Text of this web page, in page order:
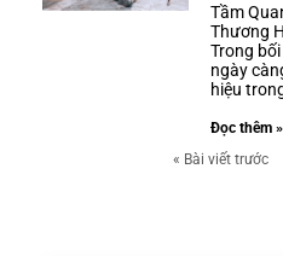
Tầm
Thương
Trong
ngày
hiệu
Đọc thêm »
« Bài viết trước